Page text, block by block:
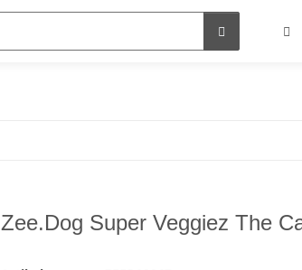
Zee.Dog Super Veggiez The